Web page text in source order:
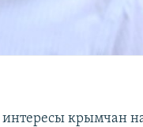
крымчан